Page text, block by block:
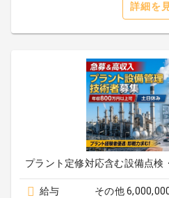
詳細を
プラント定修対応含む設備点検
給与 その他